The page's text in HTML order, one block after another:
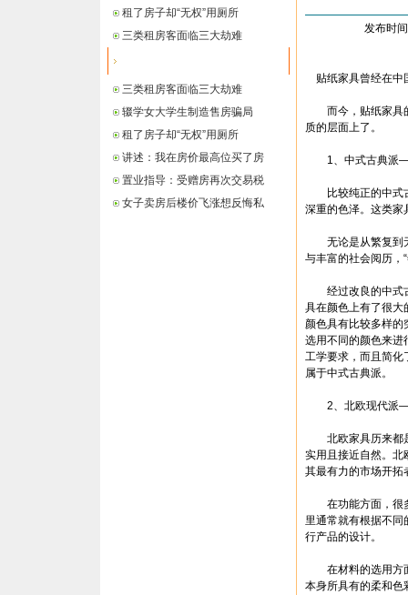
租了房子却“无权”用厕所
三类租房客面临三大劫难
三类租房客面临三大劫难
辍学女大学生制造售房骗局
租了房子却“无权”用厕所
讲述：我在房价最高位买了房
置业指导：受赠房再次交易税
女子卖房后楼价飞涨想反悔私
发布时
贴纸家具曾经在中
而今，贴纸家具的
质的层面上了。
1、中式古典派
比较纯正的中式古
深重的色泽。这类
无论是从繁复到无
与丰富的社会阅历，
经过改良的中式古
具在颜色上有了很大
颜色具有比较多样的
选用不同的颜色来进
工学要求，而且简化
属于中式古典派。
2、北欧现代派
北欧家具历来都是
实用且接近自然。北
其最有力的市场开拓
在功能方面，很多
里通常就有根据不
行产品的设计。
在材料的选用方面
本身所具有的柔和色